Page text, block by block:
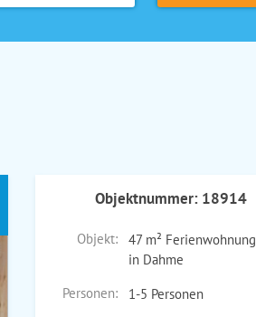
Objektnummer: 18914
Objekt:
47 m² Ferienwohnung
in Dahme
Personen:
1-5 Personen